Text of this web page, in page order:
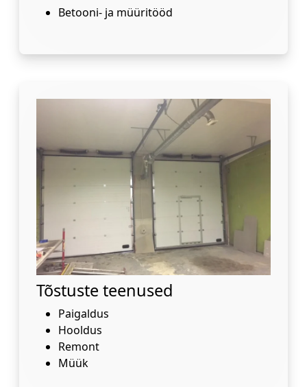
Betooni- ja müüritööd
Tõstuste teenused
Paigaldus
Hooldus
Remont
Müük